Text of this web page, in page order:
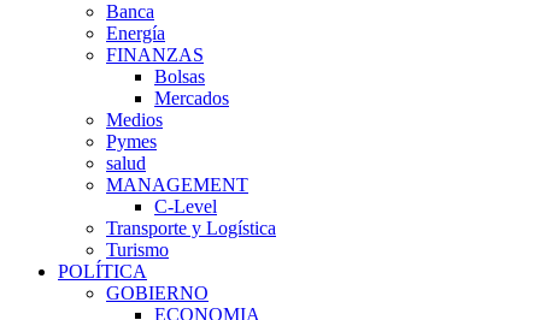
Banca
Energía
FINANZAS
Bolsas
Mercados
Medios
Pymes
salud
MANAGEMENT
C-Level
Transporte y Logística
Turismo
POLÍTICA
GOBIERNO
ECONOMIA